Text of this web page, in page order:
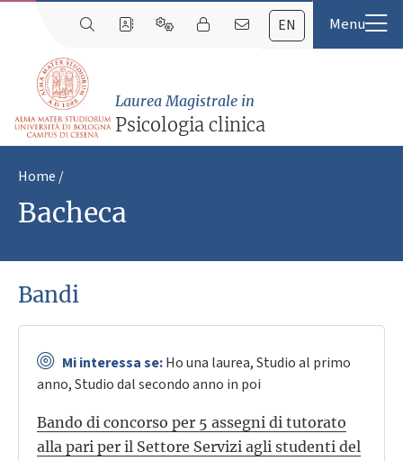
EN
Laurea Magistrale in
Psicologia clinica
Home
Bacheca
Bandi
Mi interessa se:Ho una laurea, Studio al primo
anno, Studio dal secondo anno in poi
Bando di concorso per 5 assegni di tutorato
alla pari per il Settore Servizi agli studenti del